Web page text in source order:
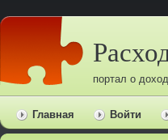
портал о
Главная Войти